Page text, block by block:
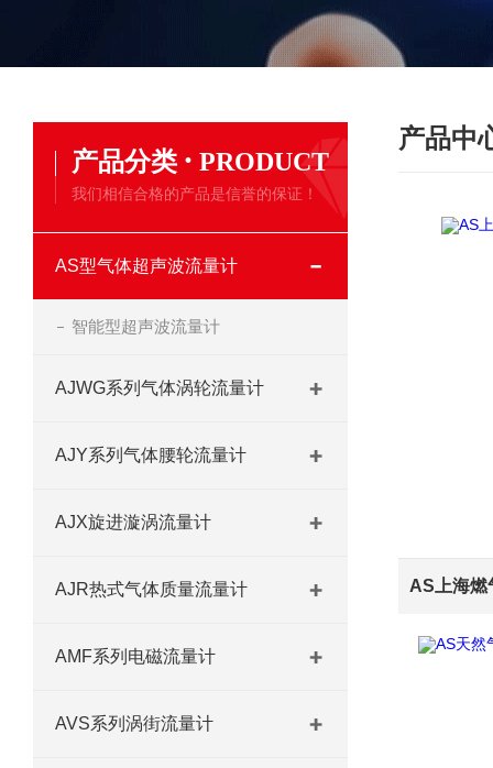
产品分类 · PRODUCT
我们相信合格的产品是信誉的保证！
AS型气体超声波流量计
智能型超声波流量计
AJWG系列气体涡轮流量计
AJY系列气体腰轮流量计
AJX旋进漩涡流量计
AJR热式气体质量流量计
AMF系列电磁流量计
AVS系列涡街流量计
产品中